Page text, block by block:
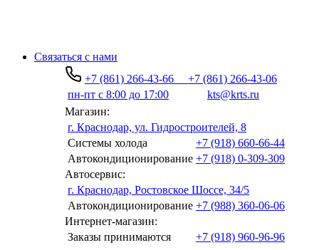
Связаться с нами
+7 (861) 266-43-66
+7 (861) 266-43-06
пн-пт с 8:00 до 17:00
kts@krts.ru
Магазин:
г. Краснодар, ул. Гидростроителей, 8
Системы холода
+7 (918) 660-66-44
Автокондиционирование +7 (918) 0-309-309
Автосервис:
г. Краснодар, Ростовское Шоссе, 34/5
Автокондиционирование +7 (988) 360-06-06
Интернет-магазин:
Заказы принимаются
+7 (918) 960-96-96